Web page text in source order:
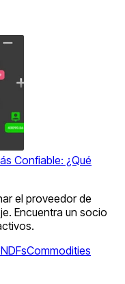
Confiable: ¿Qué
el proveedor de
Encuentra un socio
NDFsCommodities